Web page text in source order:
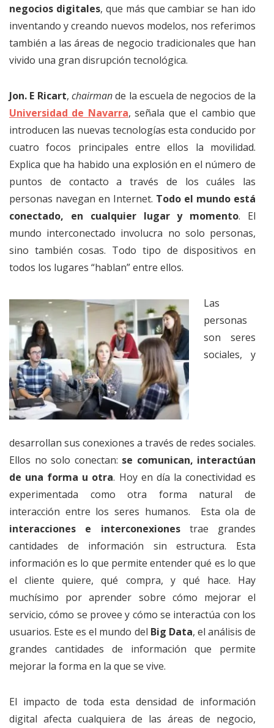
negocios digitales, que más que cambiar se han ido
inventando y creando nuevos modelos, nos referimos
también a las áreas de negocio tradicionales que han
vivido una gran disrupción tecnológica.
Jon. E Ricart, chairmande la escuela de negocios de la
Universidad de Navarra, señala que el cambio que
introducen las nuevas tecnologías esta conducido por
cuatro focos principales entre ellos la movilidad.
Explica que ha habido una explosión en el número de
puntos de contacto a través de los cuáles las
personas navegan en Internet. Todo el mundo está
conectado, en cualquier lugar y momento. El
mundo interconectado involucra no solo personas,
sino también cosas. Todo tipo de dispositivos en
todos los lugares “hablan” entre ellos.
Las
personas
son seres
sociales, y
desarrollan sus conexiones a través de redes sociales.
Ellos no solo conectan: se comunican, interactúan
de una forma u otra. Hoy en día la conectividad es
experimentada como otra forma natural de
interacción entre los seres humanos. Esta ola de
interacciones e interconexionestrae grandes
cantidades de información sin estructura. Esta
información es lo que permite entender qué es lo que
el cliente quiere, qué compra, y qué hace. Hay
muchísimo por aprender sobre cómo mejorar el
servicio, cómo se provee y cómo se interactúa con los
usuarios. Este es el mundo del Big Data, el análisis de
grandes cantidades de información que permite
mejorar la forma en la que se vive.
El impacto de toda esta densidad de información
digital afecta cualquiera de las áreas de negocio,